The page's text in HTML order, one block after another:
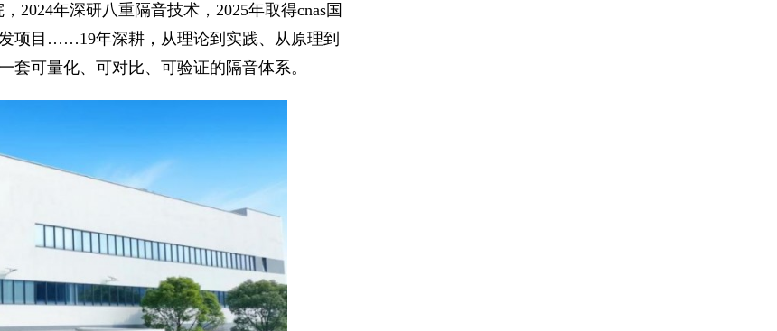
2024年深研八重隔音技术，2025年取得cnas国
项目……19年深耕，从理论到实践、从原理到
可量化、可对比、可验证的隔音体系。